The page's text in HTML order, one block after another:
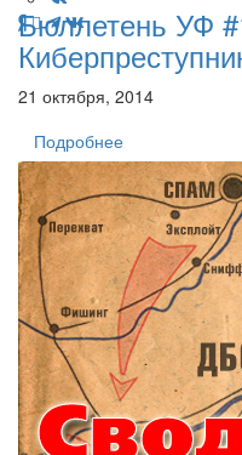
Бюллетень УФ
21 октября, 2014
Подробнее